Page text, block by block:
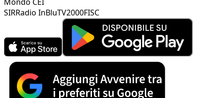
SIRRadio InBluTV2000FISC